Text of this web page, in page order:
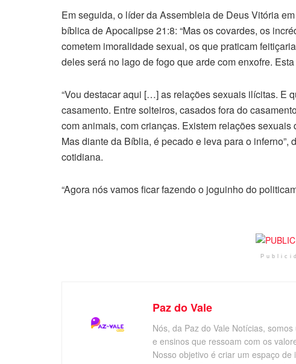
Em seguida, o líder da Assembleia de Deus Vitória
bíblica de Apocalipse 21:8: “Mas os covardes, os
cometem imoralidade sexual, os que praticam
deles será no lago de fogo que arde com enxofre.
“Vou destacar aqui […] as relações sexuais ilícitas. E
casamento. Entre solteiros, casados fora do
com animais, com crianças. Existem relações
Mas diante da Bíblia, é pecado e leva para o
cotidiana.
“Agora nós vamos ficar fazendo o joguinho do
Paz do Vale
Nós, da Paz do Vale Notícias,
e ensinos que ressoam com os
Nosso objetivo é criar um espaço